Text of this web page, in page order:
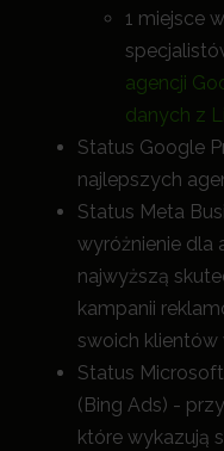
1 miejsce
agencji
danych z
Status Google
najlepszych
Status Meta
wyróżnienie dla
najwyższą
kampanii
swoich klientów
Status
(Bing Ads) -
które wykazują